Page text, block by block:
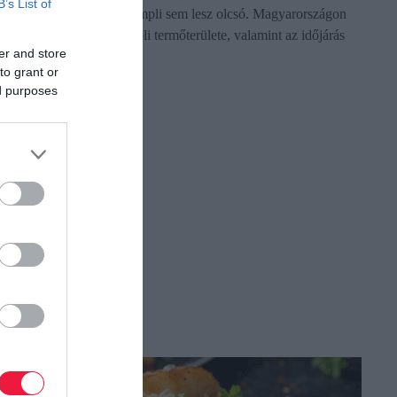
List of
and store
grant or
purposes
helyére érkező importkrumpli sem lesz olcsó. Magyarországon
évek óta csökken a krumpli termőterülete, valamint az időjárás
kedvez a…